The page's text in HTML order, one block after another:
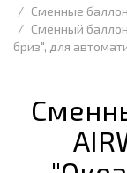
Сменные
Сменный
бриз", для